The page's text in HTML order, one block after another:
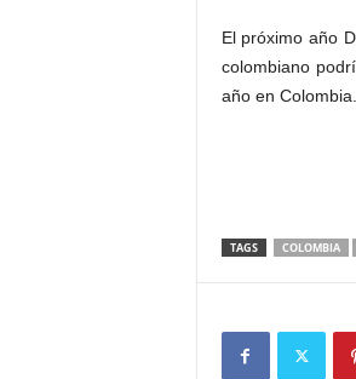
El próximo año
colombiano
año en Colombia.
TAGS COLOMBIA